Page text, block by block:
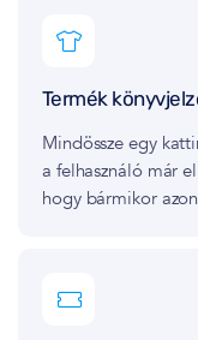
Termék
Mindössze egy
a felhasználó már
hogy bármikor